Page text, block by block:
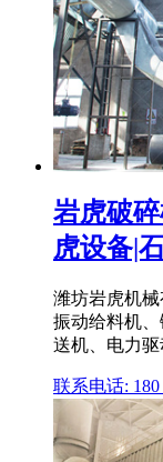
岩虎破
虎设备|
潍坊岩虎机械
振动给料机
送机、电力
联系电话: 180